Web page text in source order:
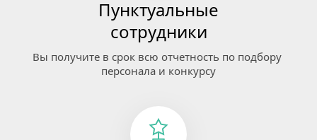
Пунктуальные
сотрудники
Вы получите в срок всю отчетность по подбору
персонала и конкурсу